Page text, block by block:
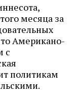
месяца за
Американо-
с
политикам